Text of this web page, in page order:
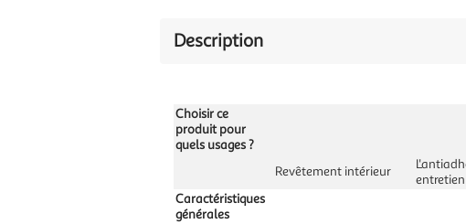
Description
Choisir ce
produit pour
quels usages ?
Revêtement intérieur
Caractéristiques
générales